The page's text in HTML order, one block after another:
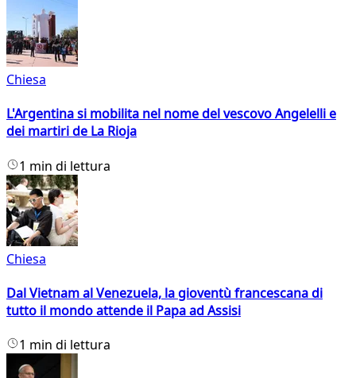
Chiesa
L'Argentina si mobilita nel nome del vescovo Angelelli e
dei martiri de La Rioja
1 min di lettura
Chiesa
Dal Vietnam al Venezuela, la gioventù francescana di
tutto il mondo attende il Papa ad Assisi
1 min di lettura